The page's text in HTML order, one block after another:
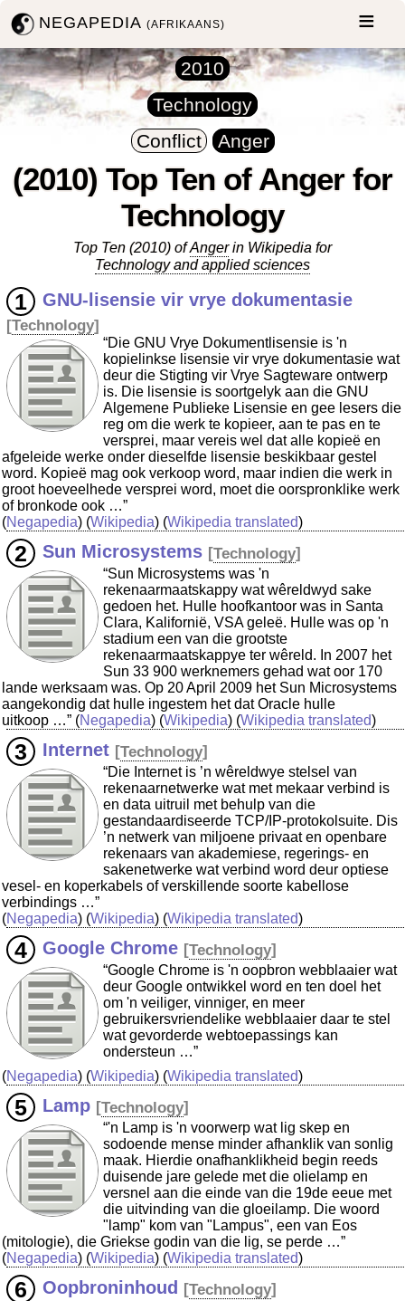
NEGAPEDIA(AFRIKAANS)
2010
Technology
Conflict
Anger
(2010) Top Ten of Anger for
Technology
Top Ten (2010) ofAngerin Wikipedia for
Technology and applied sciences
GNU-lisensie vir vrye dokumentasie
[Technology]
“Die GNU Vrye Dokumentlisensie is 'n
kopielinkse lisensie vir vrye dokumentasie wat
deur die Stigting vir Vrye Sagteware ontwerp
is. Die lisensie is soortgelyk aan die GNU
Algemene Publieke Lisensie en gee lesers die
reg om die werk te kopieer, aan te pas en te
versprei, maar vereis wel dat alle kopieë en
afgeleide werke onder dieselfde lisensie beskikbaar gestel
word. Kopieë mag ook verkoop word, maar indien die werk in
groot hoeveelhede versprei word, moet die oorspronklike werk
of bronkode ook …”
(Negapedia) (Wikipedia) (Wikipedia translated)
Sun Microsystems [Technology]
“Sun Microsystems was 'n
rekenaarmaatskappy wat wêreldwyd sake
gedoen het. Hulle hoofkantoor was in Santa
Clara, Kalifornië, VSA geleë. Hulle was op 'n
stadium een van die grootste
rekenaarmaatskappye ter wêreld. In 2007 het
Sun 33 900 werknemers gehad wat oor 170
lande werksaam was. Op 20 April 2009 het Sun Microsystems
aangekondig dat hulle ingestem het dat Oracle hulle
uitkoop …” (Negapedia) (Wikipedia) (Wikipedia translated)
Internet [Technology]
“Die Internet is ’n wêreldwye stelsel van
rekenaarnetwerke wat met mekaar verbind is
en data uitruil met behulp van die
gestandaardiseerde TCP/IP-protokolsuite. Dis
’n netwerk van miljoene privaat en openbare
rekenaars van akademiese, regerings- en
sakenetwerke wat verbind word deur optiese
vesel- en koperkabels of verskillende soorte kabellose
verbindings …”
(Negapedia) (Wikipedia) (Wikipedia translated)
Google Chrome [Technology]
“Google Chrome is 'n oopbron webblaaier wat
deur Google ontwikkel word en ten doel het
om 'n veiliger, vinniger, en meer
gebruikersvriendelike webblaaier daar te stel
wat gevorderde webtoepassings kan
ondersteun …”
(Negapedia) (Wikipedia) (Wikipedia translated)
Lamp [Technology]
“'n Lamp is 'n voorwerp wat lig skep en
sodoende mense minder afhanklik van sonlig
maak. Hierdie onafhanklikheid begin reeds
duisende jare gelede met die olielamp en
versnel aan die einde van die 19de eeue met
die uitvinding van die gloeilamp. Die woord
"lamp" kom van "Lampus", een van Eos
(mitologie), die Griekse godin van die lig, se perde …”
(Negapedia) (Wikipedia) (Wikipedia translated)
Oopbroninhoud [Technology]